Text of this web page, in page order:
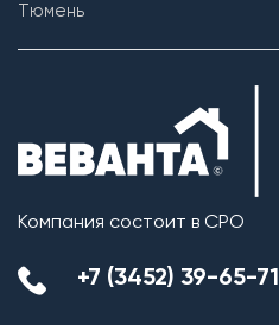
Тюмень
Компания состоит в СРО
+7 (3452) 39-65-71